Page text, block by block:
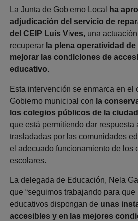
La Junta de Gobierno Local
ha
adjudicación del servicio de
del CEIP Luis Vives, una
recuperar la plena operatividad
mejorar las condiciones de
educativo.
Esta intervención se enmarca en el
Gobierno municipal con la
los colegios públicos de la ciudad
que está permitiendo dar respuesta
trasladadas por las comunidades
el adecuado funcionamiento de los
escolares.
La delegada de Educación, Nela
que “seguimos trabajando para que
educativos dispongan de unas
accesibles y en las mejores